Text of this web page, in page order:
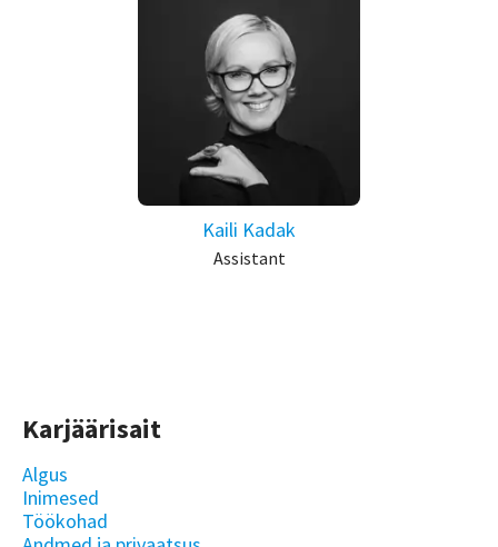
Kaili Kadak
Assistant
Karjäärisait
Algus
Inimesed
Töökohad